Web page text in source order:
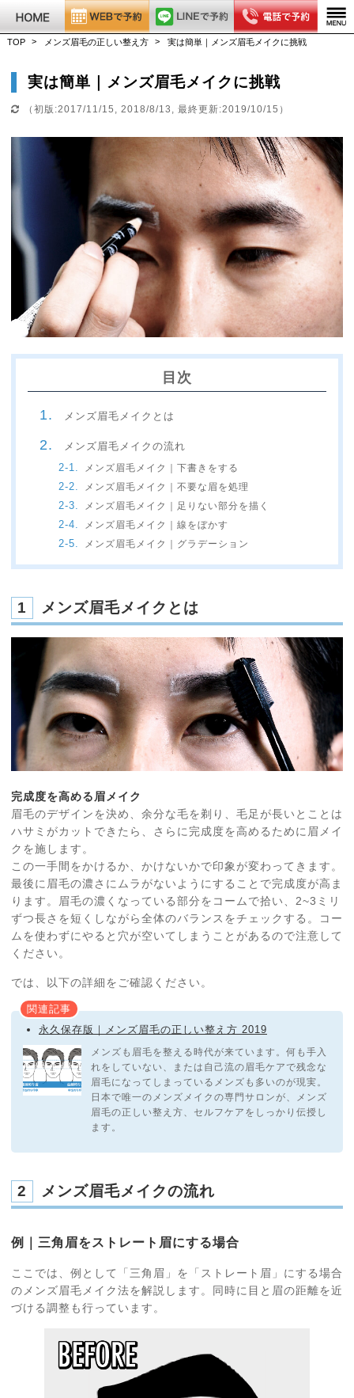
TOP メンズ眉毛の正しい整え方 実は簡単｜メンズ眉毛メイクに挑戦
実は簡単｜メンズ眉毛メイクに挑戦
（初版:2017/11/15, 2018/8/13, 最終更新:2019/10/15）
目次
メンズ眉毛メイクとは
メンズ眉毛メイクの流れ
メンズ眉毛メイク｜下書きをする
メンズ眉毛メイク｜不要な眉を処理
メンズ眉毛メイク｜足りない部分を描く
メンズ眉毛メイク｜線をぼかす
メンズ眉毛メイク｜グラデーション
1 メンズ眉毛メイクとは
完成度を高める眉メイク
眉毛のデザインを決め、余分な毛を剃り、毛足が長いとことは
ハサミがカットできたら、さらに完成度を高めるために眉メイ
クを施します。
この一手間をかけるか、かけないかで印象が変わってきます。
最後に眉毛の濃さにムラがないようにすることで完成度が高ま
ります。眉毛の濃くなっている部分をコームで拾い、2~3ミリ
ずつ長さを短くしながら全体のバランスをチェックする。コー
ムを使わずにやると穴が空いてしまうことがあるので注意して
ください。
では、以下の詳細をご確認ください。
関連記事
永久保存版｜メンズ眉毛の正しい整え方 2019
メンズも眉毛を整える時代が来ています。何も手入
れをしていない、または自己流の眉毛ケアで残念な
眉毛になってしまっているメンズも多いのが現実。
日本で唯一のメンズメイクの専門サロンが、メンズ
眉毛の正しい整え方、セルフケアをしっかり伝授し
ます。
2 メンズ眉毛メイクの流れ
例｜三角眉をストレート眉にする場合
ここでは、例として「三角眉」を「ストレート眉」にする場合
のメンズ眉毛メイク法を解説します。同時に目と眉の距離を近
づける調整も行っています。